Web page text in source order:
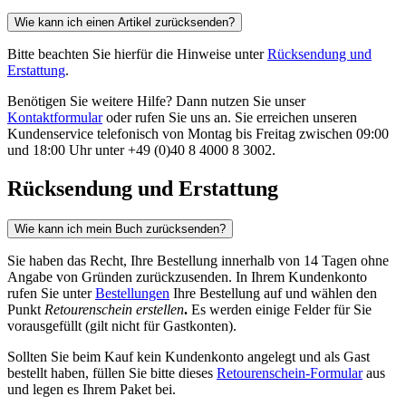
Wie kann ich einen Artikel zurücksenden?
Bitte beachten Sie hierfür die Hinweise unterRücksendung und
Erstattung.
Benötigen Sie weitere Hilfe? Dann nutzen Sie unser
Kontaktformularoder rufen Sie uns an. Sie erreichen unseren
Kundenservice telefonisch von Montag bis Freitag zwischen 09:00
und 18:00 Uhr unter +49 (0)40 8 4000 8 3002.
Rücksendung und Erstattung
Wie kann ich mein Buch zurücksenden?
Sie haben das Recht, Ihre Bestellung innerhalb von 14 Tagen ohne
Angabe von Gründen zurückzusenden. In Ihrem Kundenkonto
rufen Sie unterBestellungen Ihre Bestellung auf und wählen den
Punkt Retourenschein erstellen. Es werden einige Felder für Sie
vorausgefüllt (gilt nicht für Gastkonten).
Sollten Sie beim Kauf kein Kundenkonto angelegt und als Gast
bestellt haben, füllen Sie bitte dieses Retourenschein-Formularaus
und legen es Ihrem Paket bei.